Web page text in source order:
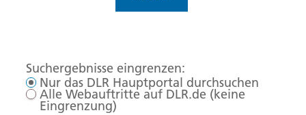
Suchergebnisse eingrenzen:
Nur das DLR Hauptportal durchsuchen
Alle Webauftritte auf DLR.de (keine
Eingrenzung)